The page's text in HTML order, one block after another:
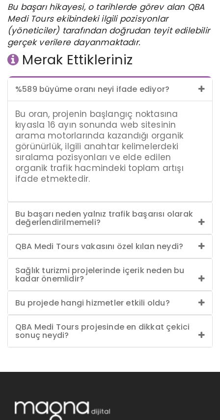
Bu başarı hikayesi, o tarihlerde görev alan QBA
Medi Tours ekibindeki ilgili pozisyonlar
(yöneticiler) tarafından doğrudan teyit edilebilir
gerçek verilere dayanmaktadır.​​​​​​​
Merak Ettikleriniz
%589 büyüme oranı neyi ifade ediyor?
Bu oran, projenin başlangıç noktasına
kıyasla 16 ayın sonunda web sitesinin
arama motorlarında kazandığı organik
görünürlük, ilgili anahtar kelimelerdeki
sıralama pozisyonları ve elde edilen
organik trafik hacmindeki toplam artışı
ifade etmektedir.
Bu başarı neden yalnız trafik başarısı olarak
değerlendirilmemeli?
QBA Medi Tours vakasını özel kılan neydi?
Sağlık turizmi projelerinde içerik neden bu
kadar önemlidir?
Bu projede hangi hizmetler etkili oldu?
QBA Medi Tours projesinde en dikkat çekici
sonuç neydi?